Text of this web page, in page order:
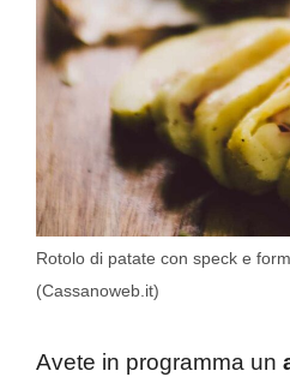
Rotolo di patate con speck e
(Cassanoweb.it)
Avete in programma un